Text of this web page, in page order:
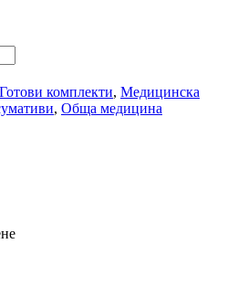
Готови комплекти, Медицинска
, Обща медицина